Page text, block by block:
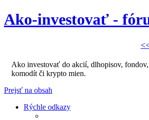
Ako-investovať -
Ako investovať do akcií, dlhopisov,
komodít či krypto mien.
Prejsť na obsah
Rýchle odkazy